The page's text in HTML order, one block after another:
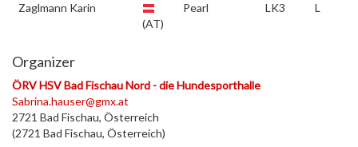
Zaglmann Karin
(AT)
Pearl LK3 L
Organizer
ÖRV HSV Bad Fischau Nord - die Hundesporthalle
Sabrina.hauser@gmx.at
2721 Bad Fischau, Österreich
(2721 Bad Fischau, Österreich)